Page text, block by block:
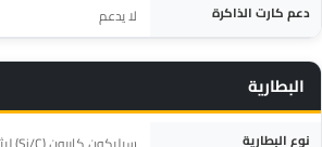
دعم كارت الذاكرة لا يدعم
البطارية
المواصفة التفاصيلنوع البطارية